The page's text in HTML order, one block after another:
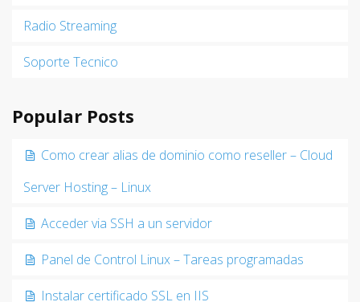
Radio Streaming
Soporte Tecnico
Popular Posts
Como crear alias de dominio como reseller – Cloud
Server Hosting – Linux
Acceder via SSH a un servidor
Panel de Control Linux – Tareas programadas
Instalar certificado SSL en IIS